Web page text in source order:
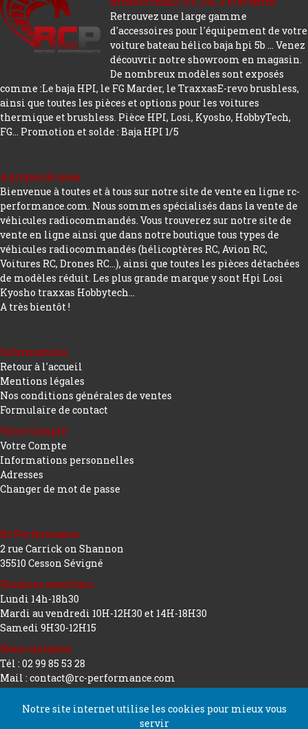
Retrouvez une large gamme
d'accessoires pour l'équipement de votre
voiture bateau hélico baja hpi 5b ... Venez
découvrir notre showroom en magasin.
De nombreux modèles sont exposés
comme :Le baja HPI, le FG Marder, le TraxxasE-revo brushless,
ainsi que toutes les pièces et options pour les voitures
thermique et brushless. Pièce HPI, Losi, Kyosho, HobbyTech,
FG... Promotion et solde : Baja HPI 1/5
A propos de nous
Bienvenue à toutes et à tous sur notre site de vente en ligne rc-
performance.com. Nous sommes spécialisés dans la vente de
véhicules radiocommandés. Vous trouverez sur notre site de
vente en ligne ainsi que dans notre boutique tous types de
véhicules radiocommandés (hélicoptères RC, Avion RC,
Voitures RC, Drones RC…), ainsi que toutes les pièces détachées
de modèles réduit. Les plus grande marque y sont Hpi Losi
Kyosho traxxas Hobbytech...
A très bientôt !
Informations
Retour à l'accueil
Mentions légales
Nos conditions générales de ventes
Formulaire de contact
Votre Compte
Votre Compte
Informations personnelles
Adresses
Changer de mot de passe
Rc Performance
2 rue Carrick on Shannon
35510 Cesson Sévigné
Horaires ouverture :
Lundi 14h-18h30
Mardi au vendredi 10H-12H30 et 14H-18H30
Samedi 9H30-12H15
Nous contacter
Tél : 02 99 85 53 28
Mail : contact@rc-performance.com
Notre site internet utilise les cookies pour mieux vous
servir